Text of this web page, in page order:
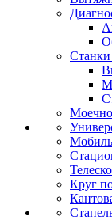
Станки
Круг